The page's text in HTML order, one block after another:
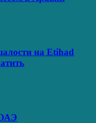
на Etihad